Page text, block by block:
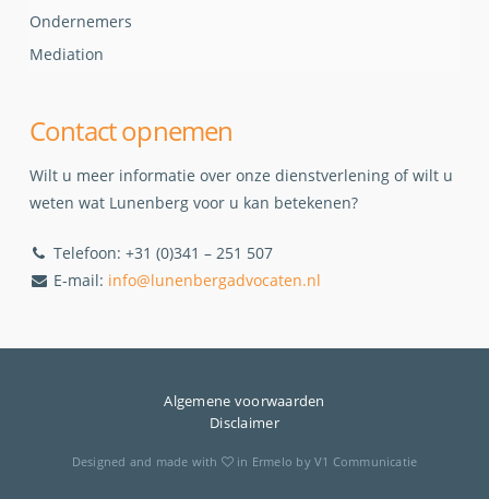
Ondernemers
Mediation
Contact opnemen
Wilt u meer informatie over onze dienstverlening of wilt u
weten wat Lunenberg voor u kan betekenen?
Telefoon: +31 (0)341 – 251 507
E-mail: info@lunenbergadvocaten.nl
Algemene voorwaarden
Disclaimer
Designed and made with in Ermelo byV1 Communicatie